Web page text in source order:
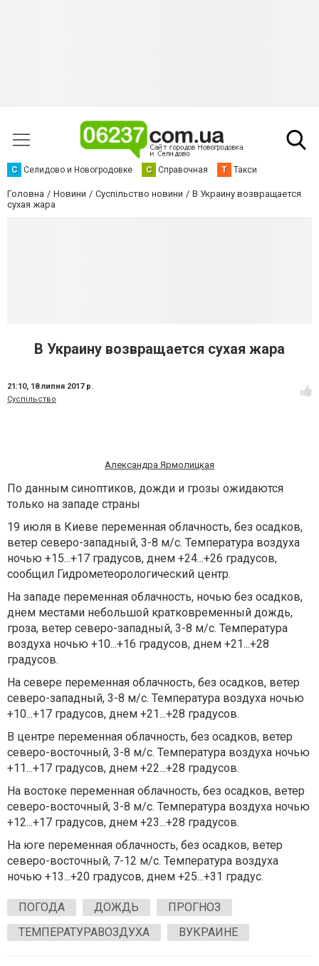
С Селидово и Новогродовке С Справочная Т Такси
Головна Новини Суспільство новини
В Украину возвращается
сухая жара
В Украину возвращается сухая жара
21:10, 18 липня 2017 р.
Суспільство
Александра Ярмолицкая
По данным синоптиков, дожди и грозы ожидаются
только на западе страны
19 июля в Киеве переменная облачность, без осадков,
ветер северо-западный, 3-8 м/с. Температура воздуха
ночью +15...+17 градусов, днем +24...+26 градусов,
сообщил Гидрометеорологический центр.
На западе переменная облачность, ночью без осадков,
днем местами небольшой кратковременный дождь,
гроза, ветер северо-западный, 3-8 м/с. Температура
воздуха ночью +10...+16 градусов, днем +21...+28
градусов.
На севере переменная облачность, без осадков, ветер
северо-западный, 3-8 м/с. Температура воздуха ночью
+10...+17 градусов, днем +21...+28 градусов.
В центре переменная облачность, без осадков, ветер
северо-восточный, 3-8 м/с. Температура воздуха ночью
+11...+17 градусов, днем +22...+28 градусов.
На востоке переменная облачность, без осадков, ветер
северо-восточный, 3-8 м/с. Температура воздуха ночью
+12...+17 градусов, днем +23...+28 градусов.
На юге переменная облачность, без осадков, ветер
северо-восточный, 7-12 м/с. Температура воздуха
ночью +13...+20 градусов, днем +25...+31 градус.
ПОГОДА ДОЖДЬ
ПРОГНОЗ
ТЕМПЕРАТУРАВОЗДУХА
ВУКРАИНЕ